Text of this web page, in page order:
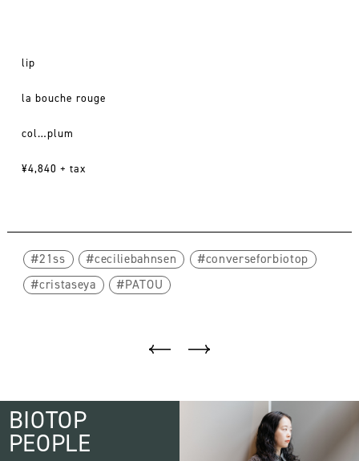
lip
la bouche rouge
col…plum
¥4,840 + tax
21ss ceciliebahnsen
converseforbiotop
cristaseya
PATOU
BIOTOP
PEOPLE